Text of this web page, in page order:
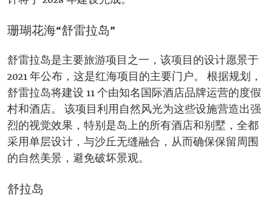
珊瑚花海“舒雷拉岛”
舒雷拉岛是主要旅游项目之一，该项目的设计愿景于
2021 年公布，这是红海项目的主要门户。 根据规划，
舒雷拉岛将建设 11 个由知名国际酒店品牌运营的度假
村和酒店。 该项目利用自然风光为这些设施营造出强
烈的视觉效果，特别是岛上的所有酒店和别墅，全都
采用单层设计，与沙丘无缝融合，从而确保保留周围
的自然美景，避免破坏景观。
舒拉岛